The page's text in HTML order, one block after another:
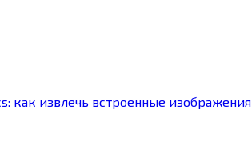
как извлечь встроенные изображения